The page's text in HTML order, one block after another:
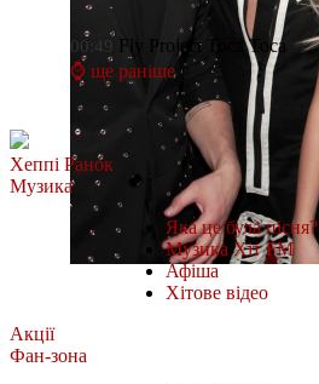
00:49 Fly Project Toca Toca
⌚ ще раніше
Хеппі Ранок
Музика
Яка це була пісня?
Музика Хіт FM
Афіша
Хітове відео
Акції
Фан-зона